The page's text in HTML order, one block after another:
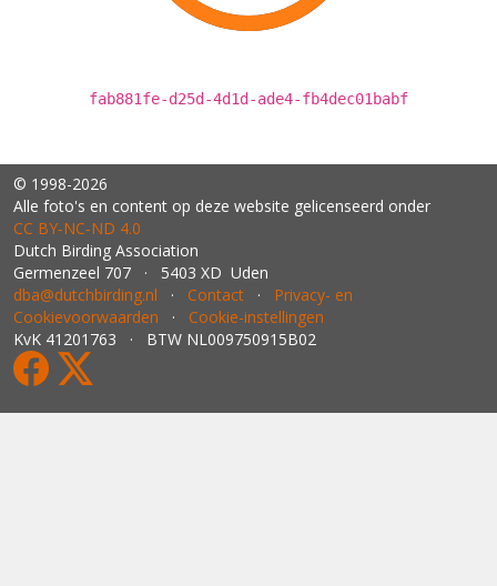
fab881fe-d25d-4d1d-ade4-fb4dec01babf
© 1998-2026
Alle foto's en content op deze website gelicenseerd onder
CC BY‑NC‑ND 4.0
Dutch Birding Association
Germenzeel 707 · 5403 XD Uden
dba@dutchbirding.nl · Contact · Privacy- en
Cookievoorwaarden · Cookie-instellingen
KvK 41201763 · BTW NL009750915B02